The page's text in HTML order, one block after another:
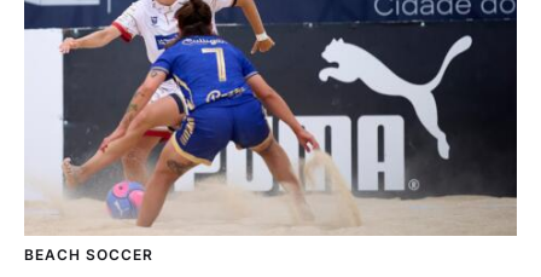
BEACH SOCCER